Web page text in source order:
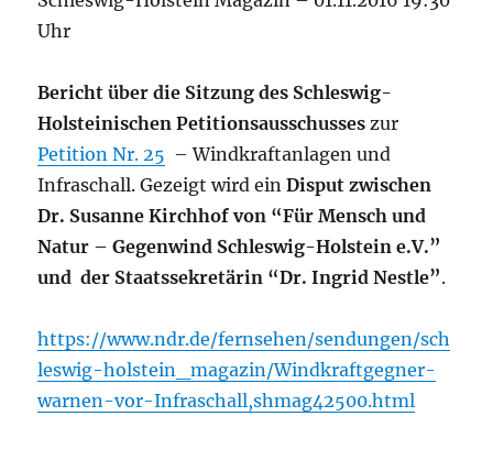
Uhr
Bericht über die Sitzung des Schleswig-
Holsteinischen Petitionsausschusses zur
Petition Nr. 25 – Windkraftanlagen und
Infraschall. Gezeigt wird einDisput zwischen
Dr. Susanne Kirchhof von “Für Mensch und
Natur – Gegenwind Schleswig-Holstein e.V.”
und der Staatssekretärin “Dr. Ingrid Nestle”.
https://www.ndr.de/fernsehen/sendungen/sch
leswig-holstein_magazin/Windkraftgegner-
warnen-vor-Infraschall,shmag42500.html